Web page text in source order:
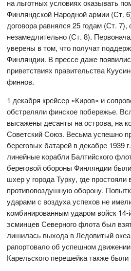
на льготных условиях оказывать
Финляндской Народной армии (Ст.
договора равнялся 25 годам (Ст. 7),
незамедлительно (Ст. 8).
уверены в том, что получат
Финляндии. В прессе даже
приветствиях правительства
финнов.
1 декабря крейсер «Киров» и
обстреляли финское побережье.
высажены десанты на острова, на
Советский Союз. Весьма успешно
береговых батарей в декабре 1939
линейные корабли Балтийского
береговой обороны Финляндии
шхер у города Турку, где
противовоздушную оборону.
ударами с воздуха успехов не
комбинированным ударом войск 14-
эсминцев Северного флота был
лишилась выхода в Ледовитый
рапортовало об успешном
Карельского перешейка также